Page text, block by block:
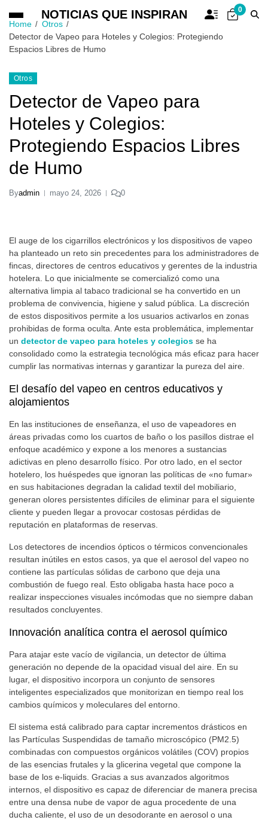
NOTICIAS QUE INSPIRAN 0
Home
Otros
Detector de Vapeo para Hoteles y Colegios: Protegiendo
Espacios Libres de Humo
Otros
Detector de Vapeo para
Hoteles y Colegios:
Protegiendo Espacios Libres
de Humo
Byadmin mayo 24, 2026 0
El auge de los cigarrillos electrónicos y los dispositivos de vapeo
ha planteado un reto sin precedentes para los administradores de
fincas, directores de centros educativos y gerentes de la industria
hotelera. Lo que inicialmente se comercializó como una
alternativa limpia al tabaco tradicional se ha convertido en un
problema de convivencia, higiene y salud pública. La discreción
de estos dispositivos permite a los usuarios activarlos en zonas
prohibidas de forma oculta. Ante esta problemática, implementar
un detector de vapeo para hoteles y colegios se ha
consolidado como la estrategia tecnológica más eficaz para hacer
cumplir las normativas internas y garantizar la pureza del aire.
El desafío del vapeo en centros educativos y
alojamientos
En las instituciones de enseñanza, el uso de vapeadores en
áreas privadas como los cuartos de baño o los pasillos distrae el
enfoque académico y expone a los menores a sustancias
adictivas en pleno desarrollo físico. Por otro lado, en el sector
hotelero, los huéspedes que ignoran las políticas de «no fumar»
en sus habitaciones degradan la calidad textil del mobiliario,
generan olores persistentes difíciles de eliminar para el siguiente
cliente y pueden llegar a provocar costosas pérdidas de
reputación en plataformas de reservas.
Los detectores de incendios ópticos o térmicos convencionales
resultan inútiles en estos casos, ya que el aerosol del vapeo no
contiene las partículas sólidas de carbono que deja una
combustión de fuego real. Esto obligaba hasta hace poco a
realizar inspecciones visuales incómodas que no siempre daban
resultados concluyentes.
Innovación analítica contra el aerosol químico
Para atajar este vacío de vigilancia, un detector de última
generación no depende de la opacidad visual del aire. En su
lugar, el dispositivo incorpora un conjunto de sensores
inteligentes especializados que monitorizan en tiempo real los
cambios químicos y moleculares del entorno.
El sistema está calibrado para captar incrementos drásticos en
las Partículas Suspendidas de tamaño microscópico (PM2.5)
combinadas con compuestos orgánicos volátiles (COV) propios
de las esencias frutales y la glicerina vegetal que compone la
base de los e-liquids. Gracias a sus avanzados algoritmos
internos, el dispositivo es capaz de diferenciar de manera precisa
entre una densa nube de vapor de agua procedente de una
ducha caliente, el uso de un desodorante en aerosol o una